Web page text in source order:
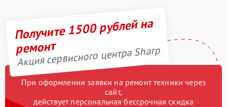
Получите 1500 рублей на
ремонт
Акция сервисного центра Sharp
При оформлении заявки на ремонт техники через
сайт,
действует персональная бессрочная скидка